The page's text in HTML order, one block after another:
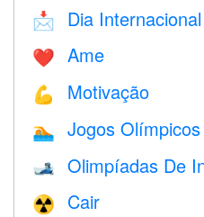
📩 Dia
❤️️ Ame
💪 Motivação
🏊 Jogos Olímpicos
🎿 Olimpíadas De
☢️ Cair